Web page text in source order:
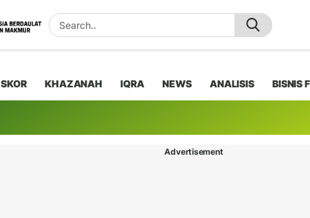
SKOR KHAZANAH IQRA NEWS ANALISIS BISNIS
Advertisement